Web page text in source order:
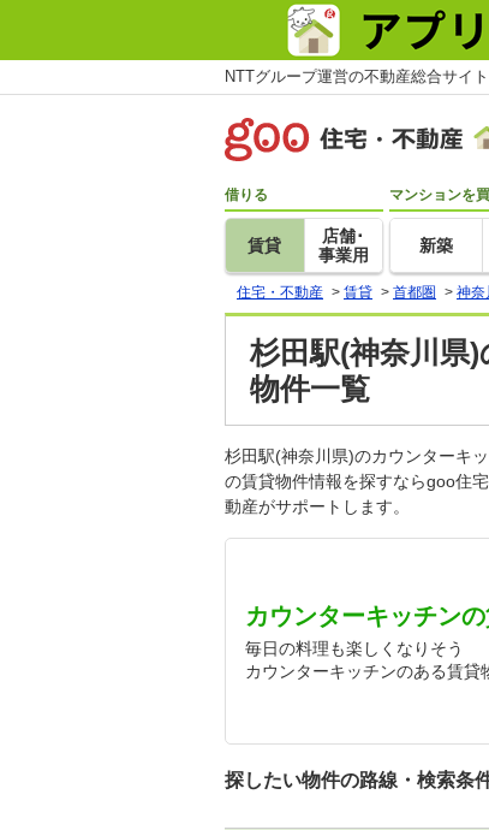
NTTグループ運営の不動産総合サイ
借りる
賃貸
店舗･
事業用
マンションを
新築
住宅・不動産 > 賃貸 > 首都圏 > 神奈
杉田駅(神奈川県
物件一覧
杉田駅(神奈川県)のカウンターキ
の賃貸物件情報を探すならgoo住
動産がサポートします。
カウンターキッチン
毎日の料理も楽しくなりそう
カウンターキッチンのある賃貸
探したい物件の路線・検索条